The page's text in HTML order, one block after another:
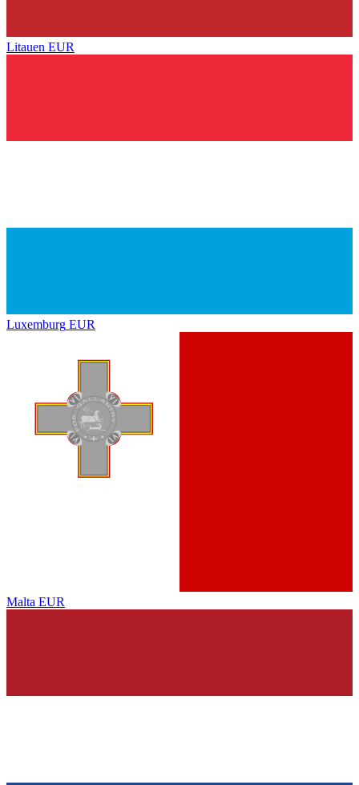
Litauen EUR
Luxemburg EUR
Malta EUR